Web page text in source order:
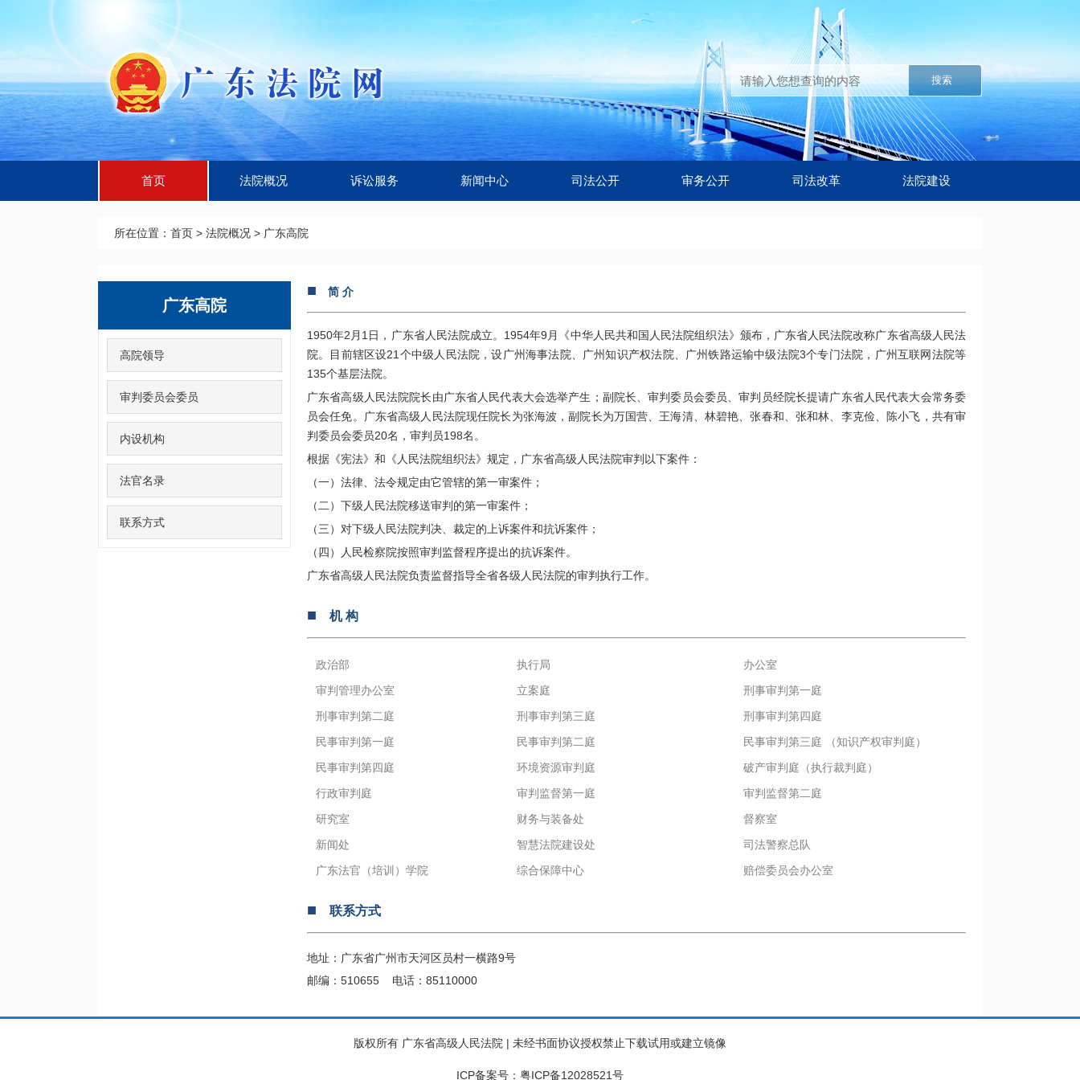
搜索
首页 法院概况 诉讼服务 新闻中心 司法公开 审务公开 司法改革 法院建设
所在位置： 首页 > 法院概况 > 广东高院
广东高院
高院领导
审判委员会委员
内设机构
法官名录
联系方式
■ 简 介
1950年2月1日，广东省人民法院成立。1954年9月《中华人民共和国人民法院组织法》颁布，广东省人民法院改称广东省高级人民法
院。目前辖区设21个中级人民法院，设广州海事法院、广州知识产权法院、广州铁路运输中级法院3个专门法院，广州互联网法院等
135个基层法院。
广东省高级人民法院院长由广东省人民代表大会选举产生；副院长、审判委员会委员、审判员经院长提请广东省人民代表大会常务委
员会任免。广东省高级人民法院现任院长为张海波，副院长为万国营、王海清、林碧艳、张春和、张和林、李克俭、陈小飞，共有审
判委员会委员20名，审判员198名。
根据《宪法》和《人民法院组织法》规定，广东省高级人民法院审判以下案件：
（一）法律、法令规定由它管辖的第一审案件；
（二）下级人民法院移送审判的第一审案件；
（三）对下级人民法院判决、裁定的上诉案件和抗诉案件；
（四）人民检察院按照审判监督程序提出的抗诉案件。
广东省高级人民法院负责监督指导全省各级人民法院的审判执行工作。
■ 机 构
政治部 执行局
办公室
审判管理办公室
立案庭
刑事审判第一庭
刑事审判第二庭
刑事审判第三庭
刑事审判第四庭
民事审判第一庭
民事审判第二庭
民事审判第三庭 （知识产权审判庭）
民事审判第四庭
环境资源审判庭
破产审判庭（执行裁判庭）
行政审判庭
审判监督第一庭
审判监督第二庭
研究室
财务与装备处
督察室
新闻处
智慧法院建设处
司法警察总队
广东法官（培训）学院
综合保障中心 赔偿委员会办公室
■ 联系方式
地址：广东省广州市天河区员村一横路9号
邮编：510655 电话：85110000
版权所有 广东省高级人民法院 | 未经书面协议授权禁止下载试用或建立镜像
ICP备案号：粤ICP备12028521号